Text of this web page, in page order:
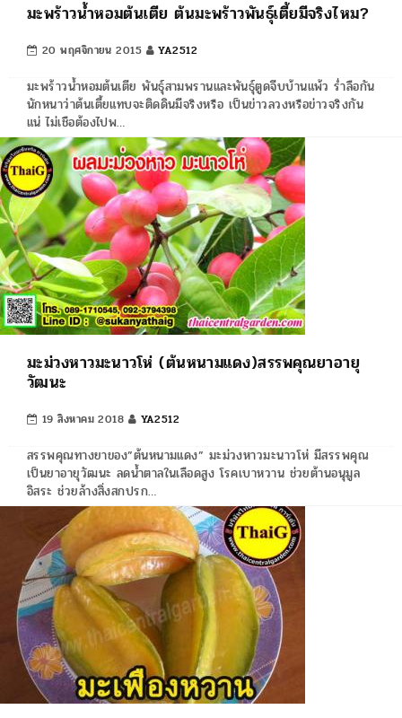
มะพร้าวน้ำหอมต้นเตีย ต้นมะพร้าวพันธุ์เตี้ยมีจริงไหม?
20 พฤศจิกายน 2015 YA2512
มะพร้าวน้ำหอมต้นเตีย พันธุ์สามพรานและพันธุ์ตูดจีบบ้านแพ้ว ร่ำลือกัน
นักหนาว่าต้นเตี้ยแทบจะติดดินมีจริงหรือ เป็นข่าวลวงหรือข่าวจริงกัน
แน่ ไม่เชือต้องไปพ…
มะม่วงหาวมะนาวโห่ (ต้นหนามแดง)สรรพคุณยาอายุ
วัฒนะ
19 สิงหาคม 2018 YA2512
สรรพคุณทางยาของ”ต้นหนามแดง” มะม่วงหาวมะนาวโห่ มีสรรพคุณ
เป็นยาอายุวัฒนะ ลดน้ำตาลในเลือดสูง โรคเบาหวาน ช่วยต้านอนุมูล
อิสระ ช่วยล้างสิ่งสกปรก…